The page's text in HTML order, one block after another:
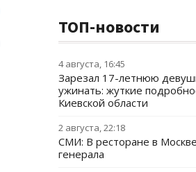
ТОП-новости
4 августа, 16:45
Зарезал 17-летнюю
ужинать: жуткие
Киевской области
2 августа, 22:18
СМИ: В ресторане в
генерала